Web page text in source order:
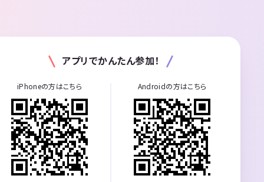
アプリでかんたん参加！
iPhoneの方はこちら Androidの方はこちら